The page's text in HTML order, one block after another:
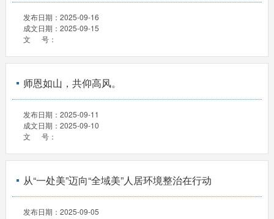
发布日期： 2025-09-16
成文日期： 2025-09-15
文 号：
师恩如山，共仰高风。
发布日期： 2025-09-11
成文日期： 2025-09-10
文 号：
从“一处美”迈向“全域美”人居环境整治在行动
发布日期： 2025-09-05